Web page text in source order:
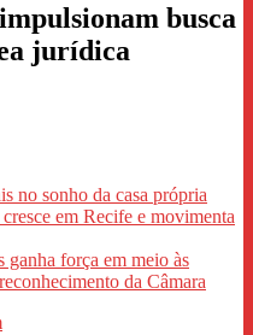
busca
jurídica
no sonho da casa própria
em Recife e movimenta
força em meio às
da Câmara